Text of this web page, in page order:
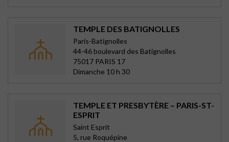
TEMPLE DES BATIGNOLLES
Paris-Batignolles
44-46 boulevard des Batignolles
75017 PARIS 17
Dimanche 10 h 30
TEMPLE ET PRESBYTÈRE – PARIS-ST-
ESPRIT
Saint Esprit
5, rue Roquépine